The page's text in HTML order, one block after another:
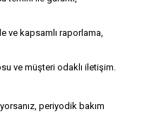
ve kapsamlı raporlama,
ve müşteri odaklı iletişim.
periyodik bakım